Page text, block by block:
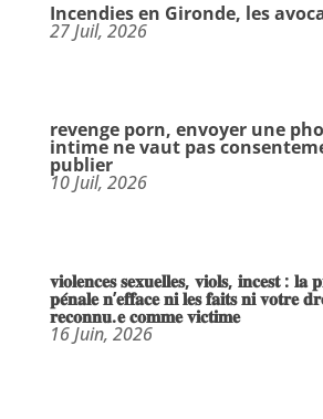
Incendies en Gironde, les
27 Juil, 2026
revenge porn, envoyer une
intime ne vaut pas
publier
10 Juil, 2026
𝐯𝐢𝐨𝐥𝐞𝐧𝐜𝐞𝐬 𝐬𝐞𝐱𝐮𝐞𝐥𝐥𝐞𝐬, 𝐯𝐢𝐨𝐥𝐬, 𝐢𝐧𝐜𝐞𝐬𝐭 : 𝐥𝐚
𝐩𝐞́𝐧𝐚𝐥𝐞 𝐧’𝐞𝐟𝐟𝐚𝐜𝐞 𝐧𝐢 𝐥𝐞𝐬 𝐟𝐚𝐢𝐭𝐬 𝐧𝐢 𝐯𝐨𝐭𝐫𝐞
𝐫𝐞𝐜𝐨𝐧𝐧𝐮.𝐞 𝐜𝐨𝐦𝐦𝐞 𝐯𝐢𝐜𝐭𝐢𝐦𝐞
16 Juin, 2026